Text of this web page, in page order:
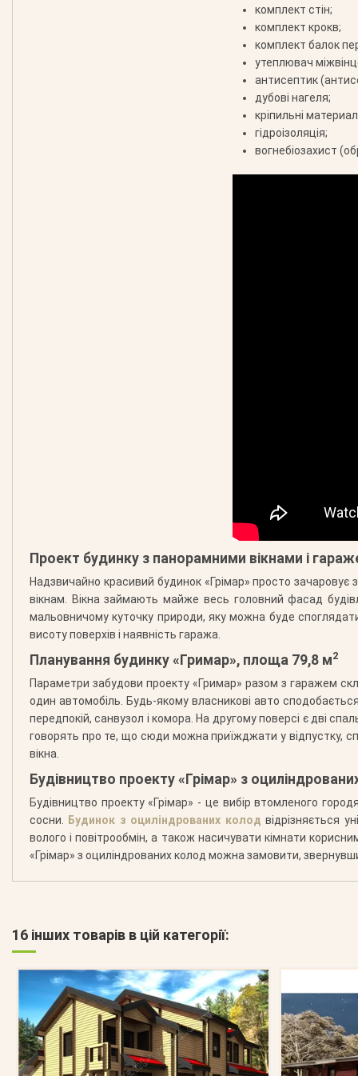
комплект стін;
комплект крокв;
комплект балок
утеплювач
антисептик
дубові нагеля;
кріпильні
гідроізоляція;
вогнебіозахист
Проект будинку з панорамними вікнами і
Надзвичайно красивий будинок «Грімар» просто зачаровує
вікнам. Вікна займають майже весь головний фасад
мальовничому куточку природи, яку можна буде
висоту поверхів і наявність гаража.
Планування будинку «Гримар», площа 79,8 м2
Параметри забудови проекту «Гримар» разом з гаражем
один автомобіль. Будь-якому власникові авто
передпокій, санвузол і комора. На другому поверсі є дві
говорять про те, що сюди можна приїжджати у відпустку,
вікна.
Будівництво проекту «Грімар» з
Будівництво проекту «Грімар» - це вибір втомленого
сосни.
Будинок з оциліндрованих колод відрізняється
волого і повітрообмін, а також насичувати кімнати
«Грімар» з оциліндрованих колод можна замовити,
16 інших товарів в цій категорії: